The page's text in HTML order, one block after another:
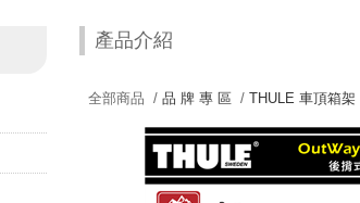
產品介紹
全部商品 / 品 牌 專 區/ THULE 車頂箱架